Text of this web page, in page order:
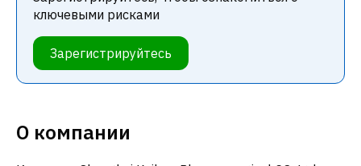
ключевыми рисками
Зарегистрируйтесь
О компании